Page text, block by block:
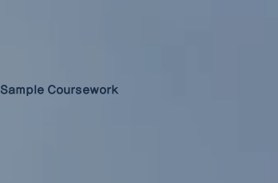
Sample Coursework